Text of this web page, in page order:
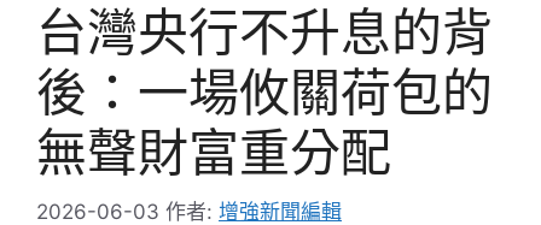
台灣央行不升息的背
後：一場攸關荷包的
無聲財富重分配
2026-06-03 作者: 增強新聞編輯